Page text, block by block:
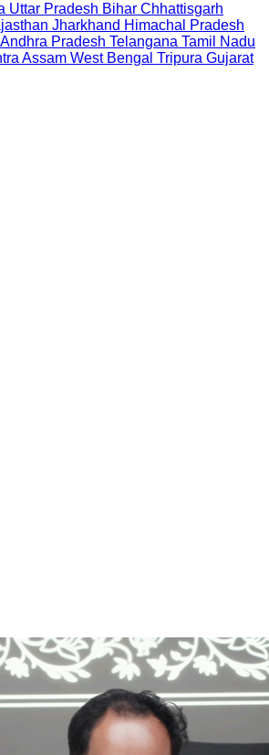
Uttar Pradesh Bihar Chhattisgarh
Jharkhand Himachal Pradesh
Andhra Pradesh Telangana Tamil Nadu
Assam West Bengal Tripura Gujarat